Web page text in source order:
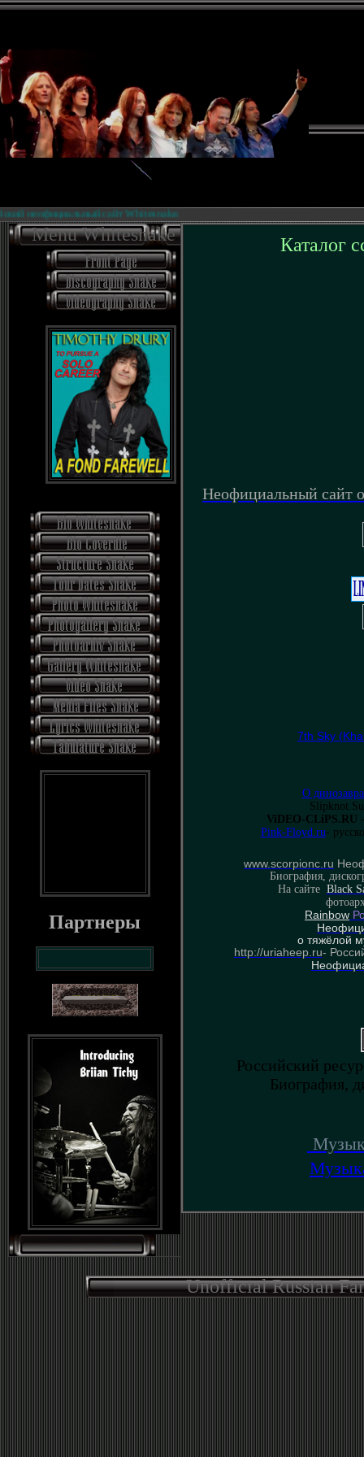
неофициальный сайт Whitesnake.
Menu Whitesnake
Партнеры
Каталог
Неофициальный сайт
7th Sky
О
ViDEO-CLiPS.RU
Pink-Floyd.ru-
www.scorpionc.ru
Биография,
На сайте Black
Rainbow
о тяжёлой
http://uriaheep.ru-
Российский
Биография,
Unofficial Russian